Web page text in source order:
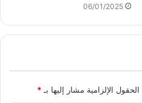
06/01/2025
الحقول الإلزامية مشار إليها بـ *